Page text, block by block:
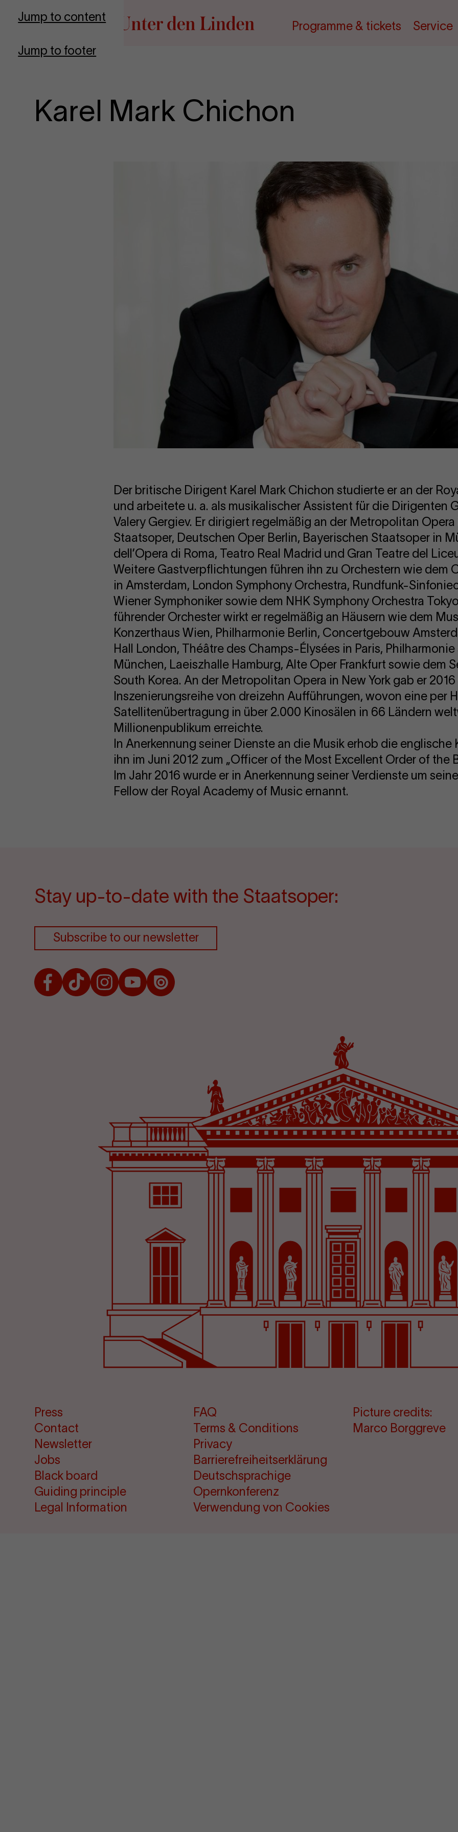
Jump to content
Jump to footer
Go to homepage
Programme & tickets Service
Karel Mark Chichon
Der britische Dirigent Karel Mark Chichon studierte er an der
und arbeitete u. a. als musikalischer Assistent für die Dirigenten
Valery Gergiev. Er dirigiert regelmäßig an der Metropolitan Opera
Staatsoper, Deutschen Oper Berlin, Bayerischen Staatsoper in
dell’Opera di Roma, Teatro Real Madrid und Gran Teatre del
Weitere Gastverpflichtungen führen ihn zu Orchestern wie dem
in Amsterdam, London Symphony Orchestra, Rundfunk-
Wiener Symphoniker sowie dem NHK Symphony Orchestra
führender Orchester wirkt er regelmäßig an Häusern wie dem
Konzerthaus Wien, Philharmonie Berlin, Concertgebouw
Hall London, Théâtre des Champs-Élysées in Paris,
München, Laeiszhalle Hamburg, Alte Oper Frankfurt sowie dem
South Korea. An der Metropolitan Opera in New York gab er
Inszenierungsreihe von dreizehn Aufführungen, wovon eine per
Satellitenübertragung in über 2.000 Kinosälen in 66 Ländern
Millionenpublikum erreichte.
In Anerkennung seiner Dienste an die Musik erhob die englische
ihn im Juni 2012 zum „Officer of the Most Excellent Order of the
Im Jahr 2016 wurde er in Anerkennung seiner Verdienste um
Fellow der Royal Academy of Music ernannt.
Stay up-to-date with the Staatsoper:
Subscribe to our newsletter
Facebook
TikTokInstagram
Youtube
Issuu
Press
Contact
Newsletter
Jobs
Black board
Guiding principle
Legal Information
FAQ
Terms & Conditions
Privacy
Barrierefreiheitserklärung
Deutschsprachige
Opernkonferenz
Verwendung von Cookies
Picture credits:
Marco Borggreve